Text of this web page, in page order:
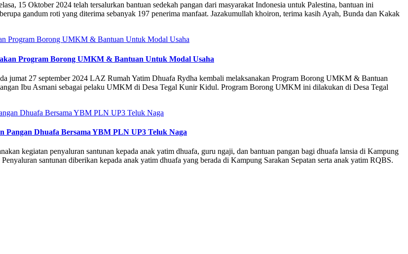
15 Oktober 2024 telah tersalurkan bantuan sedekah pangan dari masyarakat Indonesia untuk Palestina, bantuan ini
gandum roti yang diterima sebanyak 197 penerima manfaat. Jazakumullah khoiron, terima kasih Ayah, Bunda dan Kakak
Program Borong UMKM & Bantuan Untuk Modal Usaha
jumat 27 september 2024 LAZ Rumah Yatim Dhuafa Rydha kembali melaksanakan Program Borong UMKM & Bantuan
Ibu Asmani sebagai pelaku UMKM di Desa Tegal Kunir Kidul. Program Borong UMKM ini dilakukan di Desa Tegal
Dhuafa Bersama YBM PLN UP3 Teluk Naga
kegiatan penyaluran santunan kepada anak yatim dhuafa, guru ngaji, dan bantuan pangan bagi dhuafa lansia di Kampung
santunan diberikan kepada anak yatim dhuafa yang berada di Kampung Sarakan Sepatan serta anak yatim RQBS.